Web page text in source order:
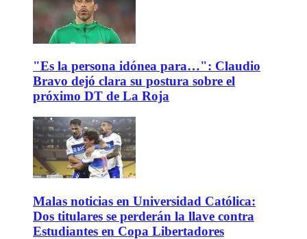
"Es la persona idónea para…": Claudio
Bravo dejó clara su postura sobre el
próximo DT de La Roja
Malas noticias en Universidad Católica:
Dos titulares se perderán la llave contra
Estudiantes en Copa Libertadores